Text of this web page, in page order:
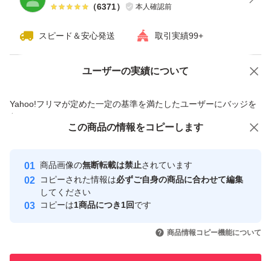
（6371） 本人確認前
スピード＆安心発送 取引実績99+
ユーザーの実績について
Yahoo!フリマが定めた一定の基準を満たしたユーザーにバッジを
付与しています
安心取引出品者
心・安全なユーザーです
取引実績
引を完了させた実績があります
価格の相談 商品への質問
この商品の情報をコピーします
商品画像の無断転載は禁止されています
コピーされた情報は必ずご自身の商品に合わせて編集
してください
コピーは1商品につき1回です
商品情報コピー機能について
この商品をみている人にオススメ